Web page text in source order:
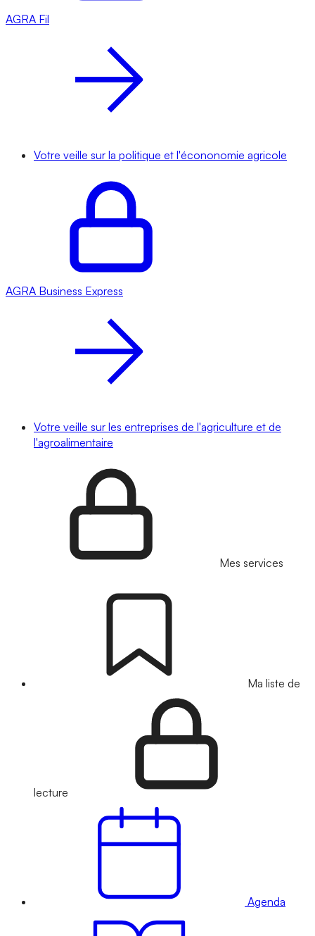
AGRA Fil
Votre veille sur la politique et l'écononomie agricole
AGRA Business Express
Votre veille sur les entreprises de l'agriculture et de
l'agroalimentaire
Mes services
Ma liste de
lecture
Agenda